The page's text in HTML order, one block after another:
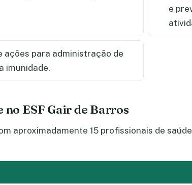
e
ações para administração de
imunidade.
no ESF Gair de Barros
aproximadamente 15 profissionais de